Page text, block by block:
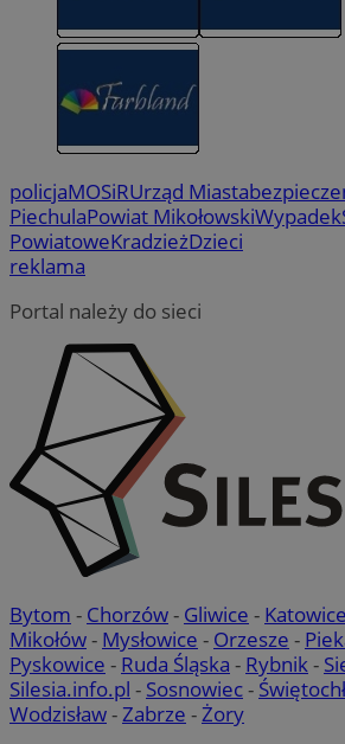
policjaMOSiRUrząd Miasta
PiechulaPowiat MikołowskiWypadek
PowiatoweKradzieżDzieci
reklama
Portal należy do sieci
Bytom - Chorzów- Gliwice - Katowice
Mikołów- Mysłowice - Orzesze -
Pyskowice - Ruda Śląska - Rybnik-
Silesia.info.pl - Sosnowiec-
Wodzisław-Zabrze -Żory